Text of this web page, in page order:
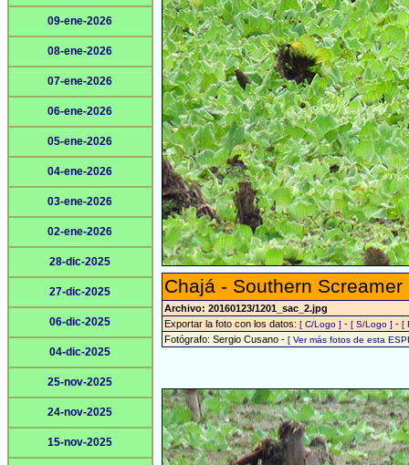
09-ene-2026
08-ene-2026
07-ene-2026
06-ene-2026
05-ene-2026
04-ene-2026
03-ene-2026
02-ene-2026
28-dic-2025
27-dic-2025
06-dic-2025
04-dic-2025
25-nov-2025
24-nov-2025
15-nov-2025
Chajá - Southern
Archivo: 20160123/1201_sac_2.jpg
Exportar la foto con los datos: [ C/Logo ] - [ S/Logo ] - [
Fotógrafo: Sergio Cusano - [ Ver más fotos de esta